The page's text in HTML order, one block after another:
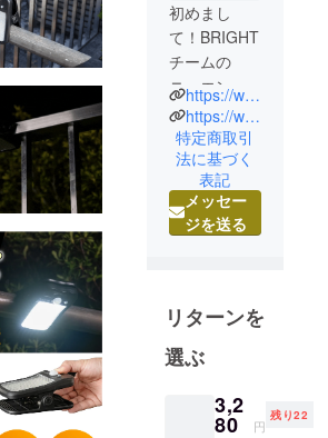
初めまし
て！BRIGHT
チームの
ニュエンで
す。
中国の総合
家電メー
カー向けに
人気製品を
多数製造し
日本の皆様
にも是非体
験していた
ロジェクト
を立ち上げ
https://www.brightdiy.jp/
https://www.instagram.com/brightdiyjp/
特定商取引
法に基づく
表記
メッセー
ジを送る
リターンを
選ぶ
3,2
80 円
残り22